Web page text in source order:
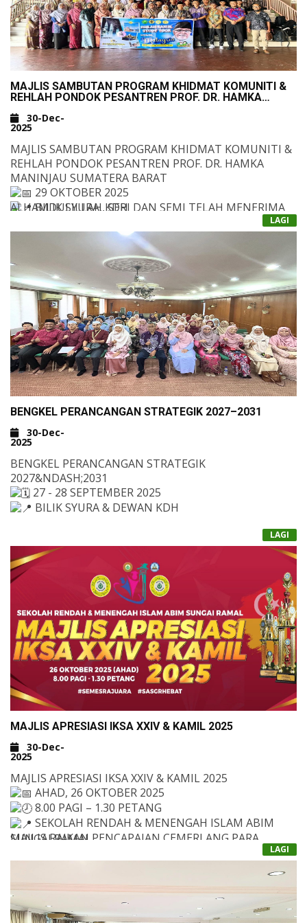
MAJLIS SAMBUTAN PROGRAM KHIDMAT KOMUNITI &
REHLAH PONDOK PESANTREN PROF. DR. HAMKA
30-Dec-
2025
MAJLIS SAMBUTAN PROGRAM KHIDMAT KOMUNITI &
REHLAH PONDOK PESANTREN PROF. DR. HAMKA
MANINJAU SUMATERA BARAT
29 OKTOBER 2025
BILIK SYURA, KDH
ALHAMDULILLAH, SERI DAN SEMI TELAH MENERIMA
KUNJUNGAN ISTIMEWA DARIPADA ROMBONGAN
GURU DAN PELAJAR DARI INDONESIA YANG DIKETUAI
OLEH DRS. H. ZAINUL ARIFIN, MM, BERSAMA 2 ORANG
GURU PENGIRING DAN 20 ORANG PELAJAR DARI
PONPES PROF. DR. HAMKA.
&NBSP;
ANTARA PENGISIAN PROGRAM:
SAMBUTAN OLEH MURID & GURU
UCAPAN DARIPADA KETUA DELEGASI INDONESIA,
SETIAUSAHA AGUNG WADAH DAN KPE SERI & SEMI
JAMUAN MAKAN TENGAH HARI
GIMIK PENYERAHAN PELAJAR
&NBSP;
KLIK DI SINI UNTUK VIDEO RAKAMAN SAMBUTAN
LAGI
BENGKEL PERANCANGAN STRATEGIK 2027–2031
30-Dec-
2025
BENGKEL PERANCANGAN STRATEGIK
2027&NDASH;2031
27 - 28 SEPTEMBER 2025
BILIK SYURA & DEWAN KDH
LAGI
MAJLIS APRESIASI IKSA XXIV & KAMIL 2025
30-Dec-
2025
MAJLIS APRESIASI IKSA XXIV & KAMIL 2025
AHAD, 26 OKTOBER 2025
8.00 PAGI – 1.30 PETANG
SEKOLAH RENDAH & MENENGAH ISLAM ABIM
SUNGAI RAMAL
MAJLIS RAIKAN PENCAPAIAN CEMERLANG PARA
PELAJAR DALAM IKSA & KAMIL BERSAMA GURU-GURU
ATUR CARA RINGKAS MAJLIS:
9.00 PAGI – KETIBAAN JEMPUTAN
LAGI